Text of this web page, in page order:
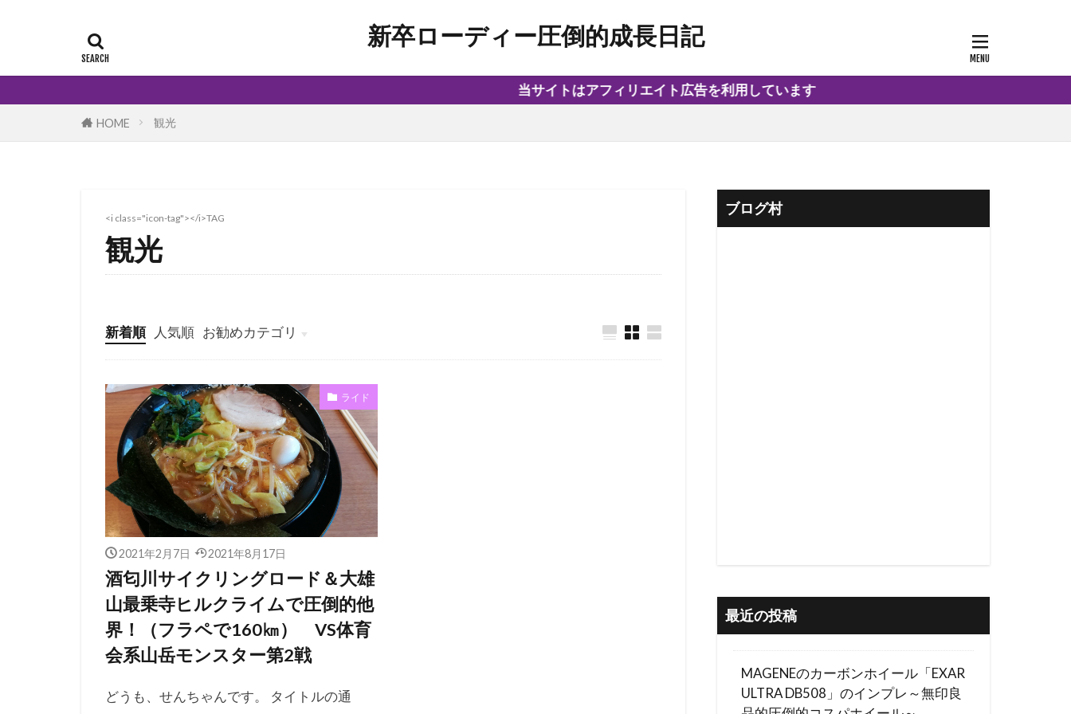
新卒ローディー圧倒的成長日記
当サイトはアフィリエイト広告を利用しています
HOME 観光
<i class="icon-tag"></i>TAG
観光
新着順 人気順 お勧めカテゴリ
インプレ
ライド
2021年2月7日 2021年8月17日
酒匂川サイクリングロード＆大雄
山最乗寺ヒルクライムで圧倒的他
界！（フラペで160㎞） VS体育
会系山岳モンスター第2戦
どうも、せんちゃんです。 タイトルの通
ブログ村
最近の投稿
MAGENEのカーボンホイール「EXAR
ULTRA DB508」のインプレ～無印良